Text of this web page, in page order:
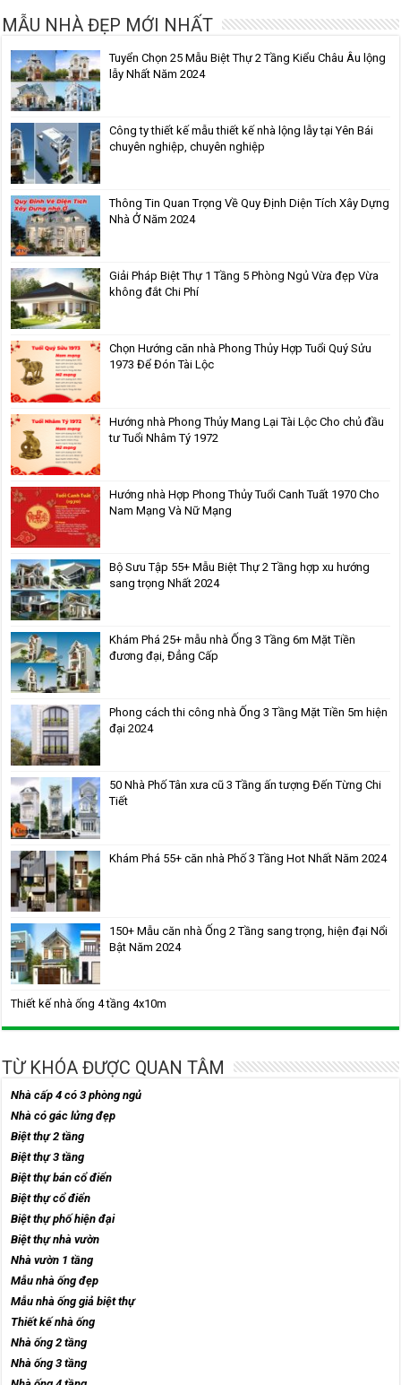
MẪU NHÀ ĐẸP MỚI NHẤT
Tuyển Chọn 25 Mẫu Biệt Thự 2 Tầng Kiểu Châu Âu lộng
lẫy Nhất Năm 2024
Công ty thiết kế mẫu thiết kế nhà lộng lẫy tại Yên Bái
chuyên nghiệp, chuyên nghiệp
Thông Tin Quan Trọng Về Quy Định Diện Tích Xây Dựng
Nhà Ở Năm 2024
Giải Pháp Biệt Thự 1 Tầng 5 Phòng Ngủ Vừa đẹp Vừa
không đắt Chi Phí
Chọn Hướng căn nhà Phong Thủy Hợp Tuổi Quý Sửu
1973 Để Đón Tài Lộc
Hướng nhà Phong Thủy Mang Lại Tài Lộc Cho chủ đầu
tư Tuổi Nhâm Tý 1972
Hướng nhà Hợp Phong Thủy Tuổi Canh Tuất 1970 Cho
Nam Mạng Và Nữ Mạng
Bộ Sưu Tập 55+ Mẫu Biệt Thự 2 Tầng hợp xu hướng
sang trọng Nhất 2024
Khám Phá 25+ mẫu nhà Ống 3 Tầng 6m Mặt Tiền
đương đại, Đẳng Cấp
Phong cách thi công nhà Ống 3 Tầng Mặt Tiền 5m hiện
đại 2024
50 Nhà Phố Tân xưa cũ 3 Tầng ấn tượng Đến Từng Chi
Tiết
Khám Phá 55+ căn nhà Phố 3 Tầng Hot Nhất Năm 2024
150+ Mẫu căn nhà Ống 2 Tầng sang trọng, hiện đại Nổi
Bật Năm 2024
Thiết kế nhà ống 4 tầng 4x10m
TỪ KHÓA ĐƯỢC QUAN TÂM
Nhà cấp 4 có 3 phòng ngủ
Nhà có gác lửng đẹp
Biệt thự 2 tầng
Biệt thự 3 tầng
Biệt thự bán cổ điển
Biệt thự cổ điển
Biệt thự phố hiện đại
Biệt thự nhà vườn
Nhà vườn 1 tầng
Mẫu nhà ống đẹp
Mẫu nhà ống giả biệt thự
Thiết kế nhà ống
Nhà ống 2 tầng
Nhà ống 3 tầng